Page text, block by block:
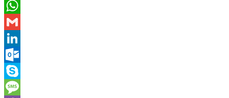
Email
WhatsApp
Gmail
LinkedIn
Outlook.com
Skype